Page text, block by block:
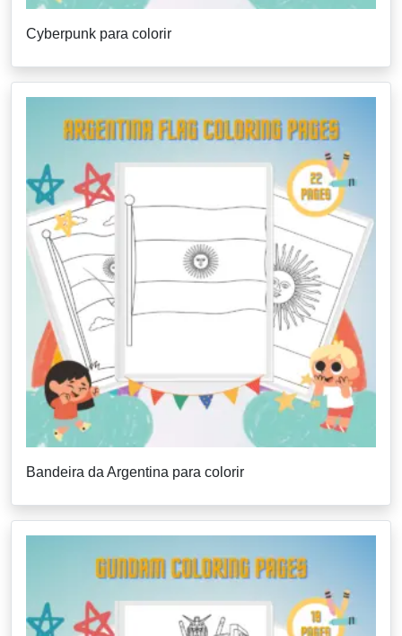
Cyberpunk para colorir
Bandeira da Argentina para colorir